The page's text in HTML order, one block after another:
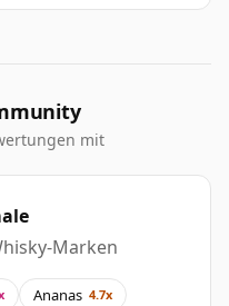
mit
Marken
Ananas 4.7x